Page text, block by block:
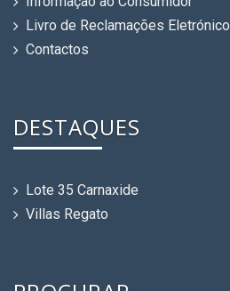
Livro de Reclamações Eletrónico
Contactos
DESTAQUES
Lote 35 Carnaxide
Villas Regato